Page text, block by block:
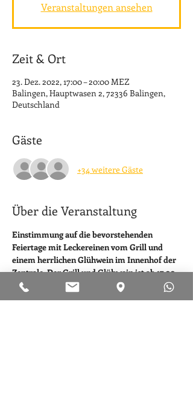
Veranstaltungen ansehen
Zeit & Ort
23. Dez. 2022, 17:00 – 20:00 MEZ
Balingen, Hauptwasen 2, 72336 Balingen,
Deutschland
Gäste
+34 weitere Gäste
Über die Veranstaltung
Einstimmung auf die bevorstehenden
Feiertage mit Leckereinen vom Grill und
einem herrlichen Glühwein im Innenhof der
Zentrale. Der Grill und Glühwein ist ab 17.00
Uhr heiß!
An diesem Tag werden wir alle Filialen